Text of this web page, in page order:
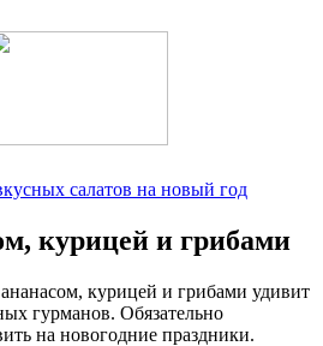
салатов на новый год
курицей и грибами
курицей и грибами удивит
гурманов. Обязательно
на новогодние праздники.